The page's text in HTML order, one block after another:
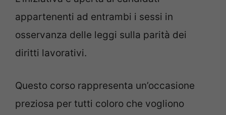
appartenenti ad entrambi i sessi in
osservanza delle leggi sulla parità dei
diritti lavorativi.
Questo corso rappresenta un’occasione
preziosa per tutti coloro che vogliono